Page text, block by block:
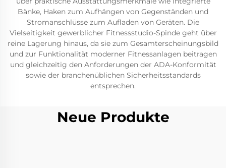
Bänke, Haken zum Aufhängen von Gegenständen und
Stromanschlüsse zum Aufladen von Geräten. Die
Vielseitigkeit gewerblicher Fitnessstudio-Spinde geht über
reine Lagerung hinaus, da sie zum Gesamterscheinungsbild
und zur Funktionalität moderner Fitnessanlagen beitragen
und gleichzeitig den Anforderungen der ADA-Konformität
sowie der branchenüblichen Sicherheitsstandards
entsprechen.
Neue Produkte